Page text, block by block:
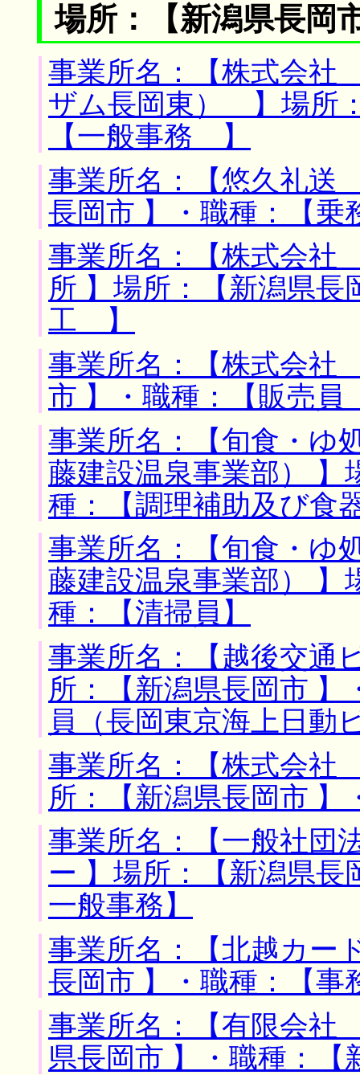
場所：【新潟県長岡
事業所名：【株式会
ザム長岡東） 】場所
【一般事務 】
事業所名：【悠久礼送
長岡市 】・職種：【
事業所名：【株式会
所 】場所：【新潟県長
工 】
事業所名：【株式会社
市 】・職種：【販売員
事業所名：【旬食・
藤建設温泉事業部） 】
種：【調理補助及び食
事業所名：【旬食・
藤建設温泉事業部） 】
種：【清掃員】
事業所名：【越後交
所：【新潟県長岡市 】
員（長岡東京海上日動
事業所名：【株式会
所：【新潟県長岡市 】
事業所名：【一般社
ー 】場所：【新潟県
一般事務】
事業所名：【北越カー
長岡市 】・職種：【事
事業所名：【有限会社
県長岡市 】・職種：【